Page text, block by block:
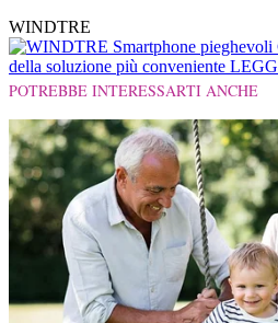
WINDTRE
Smartphone pieghevoli
della soluzione più conveniente